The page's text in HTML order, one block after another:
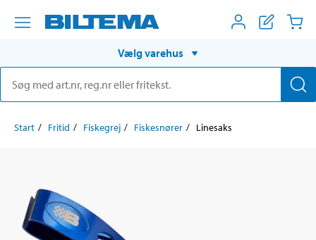
Vælg varehus
Start Fritid Fiskegrej Fiskesnører Linesaks